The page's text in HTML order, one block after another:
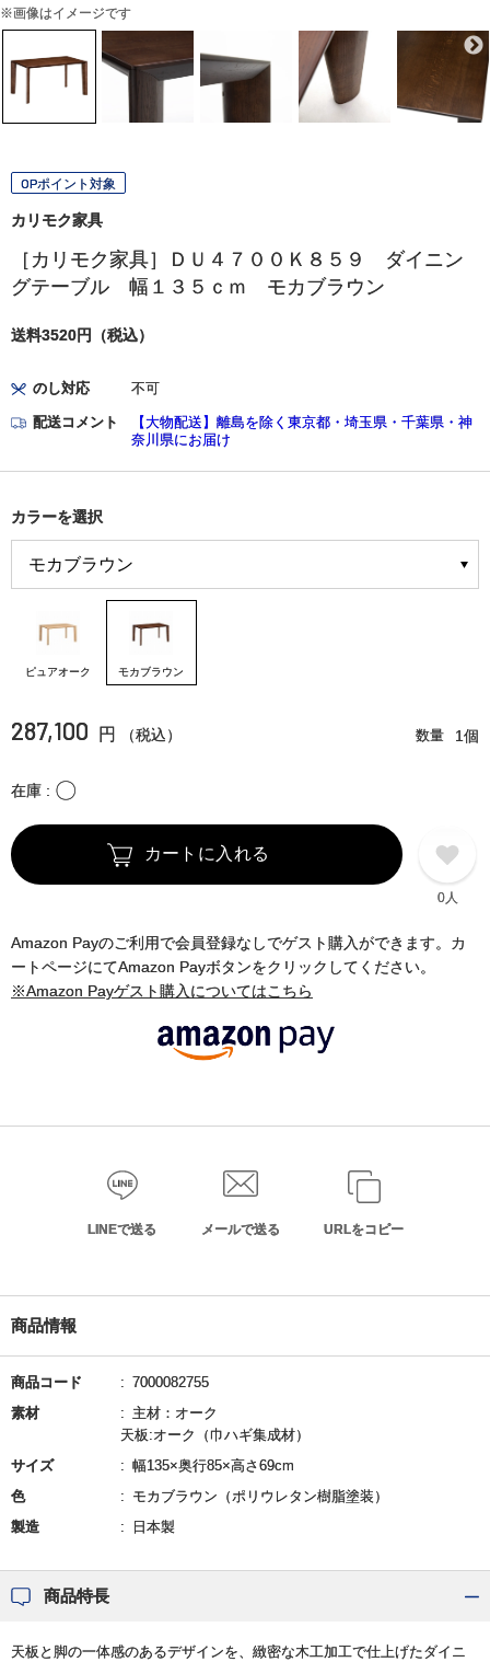
※画像はイメージです
OPポイント対象
カリモク家具
［カリモク家具］ＤＵ４７００Ｋ８５９ ダイニン
グテーブル 幅１３５ｃｍ モカブラウン
送料3520円（税込）
のし対応 不可
配送コメント
【大物配送】離島を除く東京都・埼玉県・千葉県・神
奈川県にお届け
カラーを選択
ピュアオーク モカブラウン
287,100 円 （税込） 数量 1個
在庫 〇
カートに入れる
0人
Amazon Payのご利用で会員登録なしでゲスト購入ができます。カ
ートページにてAmazon Payボタンをクリックしてください。
※Amazon Payゲスト購入についてはこちら
LINEで送る メールで送る URLをコピー
商品情報
商品コード
7000082755
素材
主材：オーク
天板:オーク（巾ハギ集成材）
サイズ
幅135×奥行85×高さ69cm
色
モカブラウン（ポリウレタン樹脂塗装）
製造
日本製
商品特長
天板と脚の一体感のあるデザインを、緻密な木工加工で仕上げたダイニ